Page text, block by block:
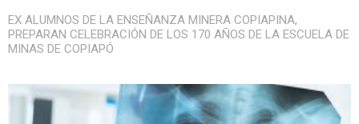
EX ALUMNOS DE LA ENSEÑANZA MINERA COPIAPINA,
PREPARAN CELEBRACIÓN DE LOS 170 AÑOS DE LA ESCUELA DE
MINAS DE COPIAPÓ